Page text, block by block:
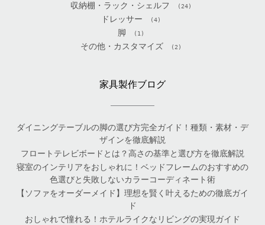
収納棚・ラック・シェルフ (24)
ドレッサー (4)
脚 (1)
その他・カスタマイズ (2)
家具製作ブログ
ダイニングテーブルの脚の選び方完全ガイド！種類・素材・デ
ザインを徹底解説
フロートテレビボードとは？高さの基準と選び方を徹底解説
寝室のインテリアをおしゃれに！ベッドフレームのおすすめの
色選びと失敗しないカラーコーディネート術
【ソファをオーダーメイド】理想を賢く叶えるための徹底ガイ
ド
おしゃれで憧れる！ホテルライクなリビングの実現ガイド